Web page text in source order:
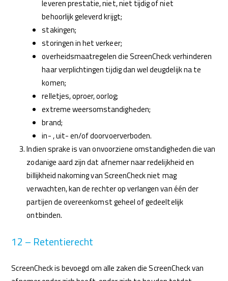
leveren prestatie, niet, niet tijdig of niet
behoorlijk geleverd krijgt;
stakingen;
storingen in het verkeer;
overheidsmaatregelen die ScreenCheck verhinderen
haar verplichtingen tijdig dan wel deugdelijk na te
komen;
relletjes, oproer, oorlog;
extreme weersomstandigheden;
brand;
in- , uit- en/of doorvoerverboden.
Indien sprake is van onvoorziene omstandigheden die van
zodanige aard zijn dat afnemer naar redelijkheid en
billijkheid nakoming van ScreenCheck niet mag
verwachten, kan de rechter op verlangen van één der
partijen de overeenkomst geheel of gedeeltelijk
ontbinden.
12 – Retentierecht
ScreenCheck is bevoegd om alle zaken die ScreenCheck van